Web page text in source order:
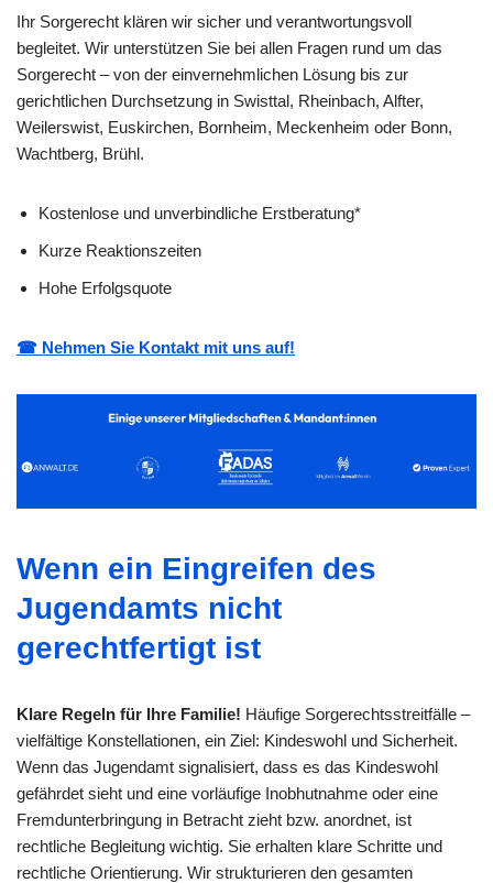
Ihr Sorgerecht klären wir sicher und verantwortungsvoll
begleitet. Wir unterstützen Sie bei allen Fragen rund um das
Sorgerecht – von der einvernehmlichen Lösung bis zur
gerichtlichen Durchsetzung in Swisttal, Rheinbach, Alfter,
Weilerswist, Euskirchen, Bornheim, Meckenheim oder Bonn,
Wachtberg, Brühl.
Kostenlose und unverbindliche Erstberatung*
Kurze Reaktionszeiten
Hohe Erfolgsquote
☎ Nehmen Sie Kontakt mit uns auf!
Wenn ein Eingreifen des
Jugendamts nicht
gerechtfertigt ist
Klare Regeln für Ihre Familie! Häufige Sorgerechtsstreitfälle –
vielfältige Konstellationen, ein Ziel: Kindeswohl und Sicherheit.
Wenn das Jugendamt signalisiert, dass es das Kindeswohl
gefährdet sieht und eine vorläufige Inobhutnahme oder eine
Fremdunterbringung in Betracht zieht bzw. anordnet, ist
rechtliche Begleitung wichtig. Sie erhalten klare Schritte und
rechtliche Orientierung. Wir strukturieren den gesamten